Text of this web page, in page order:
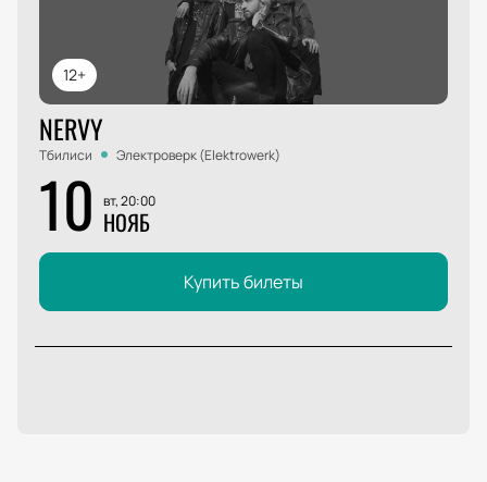
12+
NERVY
Тбилиси Электроверк (Elektrowerk)
10 вт, 20:00
НОЯБ
Купить билеты